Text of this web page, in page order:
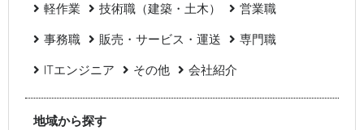
軽作業
技術職（建築・土木）
営業職
事務職
販売・サービス・運送
専門職
ITエンジニア
その他 会社紹介
地域から探す